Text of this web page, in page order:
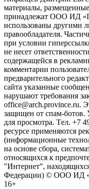
материалы,
принадлежат ООО ИД
использованы другими
правообладателя.
при условии
не несет
содержащейся в
комментарии
предварительного
сайта указанные
нарушают требования
office@arch.province.ru.
защищен от спам-ботов.
для просмотра. Tел. +7
ресурсе применяются
(информационные
на основе сбора,
относящихся к
"Интернет",
Федерации) © ООО ИД
16+